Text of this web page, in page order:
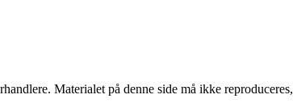
Materialet på denne side må ikke reproduceres,